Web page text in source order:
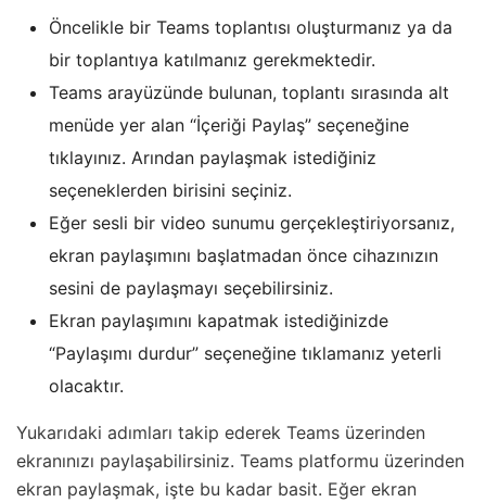
Öncelikle bir Teams toplantısı oluşturmanız ya da
bir toplantıya katılmanız gerekmektedir.
Teams arayüzünde bulunan, toplantı sırasında alt
menüde yer alan “İçeriği Paylaş” seçeneğine
tıklayınız. Arından paylaşmak istediğiniz
seçeneklerden birisini seçiniz.
Eğer sesli bir video sunumu gerçekleştiriyorsanız,
ekran paylaşımını başlatmadan önce cihazınızın
sesini de paylaşmayı seçebilirsiniz.
Ekran paylaşımını kapatmak istediğinizde
“Paylaşımı durdur” seçeneğine tıklamanız yeterli
olacaktır.
Yukarıdaki adımları takip ederek Teams üzerinden
ekranınızı paylaşabilirsiniz. Teams platformu üzerinden
ekran paylaşmak, işte bu kadar basit. Eğer ekran